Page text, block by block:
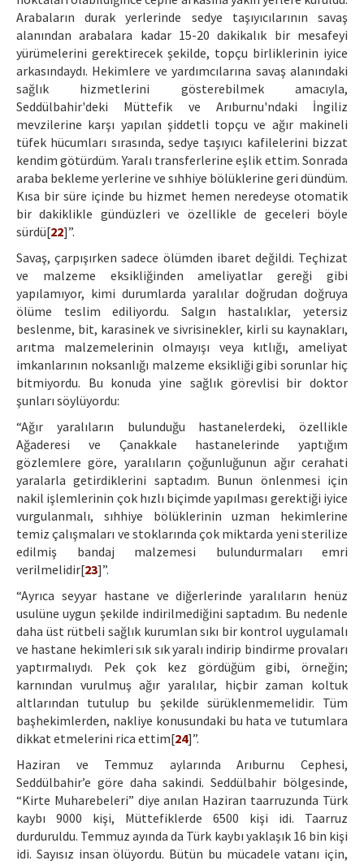
Arabaların durak yerlerinde sedye taşıyıcılarının savaş
alanından arabalara kadar 15-20 dakikalık bir mesafeyi
yürümelerini gerektirecek şekilde, topçu birliklerinin iyice
arkasındaydı. Hekimlere ve yardımcılarına savaş alanındaki
sağlık hizmetlerini gösterebilmek amacıyla,
Seddülbahir'deki Müttefik ve Arıburnu'ndaki İngiliz
mevzilerine karşı yapılan şiddetli topçu ve ağır makineli
tüfek hücumları sırasında, sedye taşıyıcı kafilelerini bizzat
kendim götürdüm. Yaralı transferlerine eşlik ettim. Sonrada
araba bekleme yerlerine ve sıhhiye bölüklerine geri dündüm.
Kısa bir süre içinde bu hizmet hemen neredeyse otomatik
bir dakiklikle gündüzleri ve özellikle de geceleri böyle
sürdü[22]”.
Savaş, çarpışırken sadece ölümden ibaret değildi. Teçhizat
ve malzeme eksikliğinden ameliyatlar gereği gibi
yapılamıyor, kimi durumlarda yaralılar doğrudan doğruya
ölüme teslim ediliyordu. Salgın hastalıklar, yetersiz
beslenme, bit, karasinek ve sivrisinekler, kirli su kaynakları,
arıtma malzemelerinin olmayışı veya kıtlığı, ameliyat
imkanlarının noksanlığı malzeme eksikliği gibi sorunlar hiç
bitmiyordu. Bu konuda yine sağlık görevlisi bir doktor
şunları söylüyordu:
“Ağır yaralıların bulunduğu hastanelerdeki, özellikle
Ağaderesi ve Çanakkale hastanelerinde yaptığım
gözlemlere göre, yaralıların çoğunluğunun ağır cerahati
yaralarla getirdiklerini saptadım. Bunun önlenmesi için
nakil işlemlerinin çok hızlı biçimde yapılması gerektiği iyice
vurgulanmalı, sıhhiye bölüklerinin uzman hekimlerine
temiz çalışmaları ve stoklarında çok miktarda yeni sterilize
edilmiş bandaj malzemesi bulundurmaları emri
verilmelidir[23]”.
“Ayrıca seyyar hastane ve diğerlerinde yaralıların henüz
usulüne uygun şekilde indirilmediğini saptadım. Bu nedenle
daha üst rütbeli sağlık kurumlan sıkı bir kontrol uygulamalı
ve hastane hekimleri sık sık yaralı indirip bindirme provaları
yaptırmalıydı. Pek çok kez gördüğüm gibi, örneğin;
karnından vurulmuş ağır yaralılar, hiçbir zaman koltuk
altlarından tutulup bu şekilde sürüklenmemelidir. Tüm
başhekimlerden, nakliye konusundaki bu hata ve tutumlara
dikkat etmelerini rica ettim[24]”.
Haziran ve Temmuz aylarında Arıburnu Cephesi,
Seddülbahir’e göre daha sakindi. Seddülbahir bölgesinde,
“Kirte Muharebeleri” diye anılan Haziran taarruzunda Türk
kaybı 9000 kişi, Müttefiklerde 6500 kişi idi. Taarruz
durduruldu. Temmuz ayında da Türk kaybı yaklaşık 16 bin kişi
idi. Sayısız insan ölüyordu. Bütün bu mücadele vatanı için,